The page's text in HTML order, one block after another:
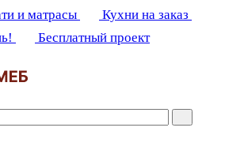
и матрасы
Кухни на заказ
Бесплатный проект